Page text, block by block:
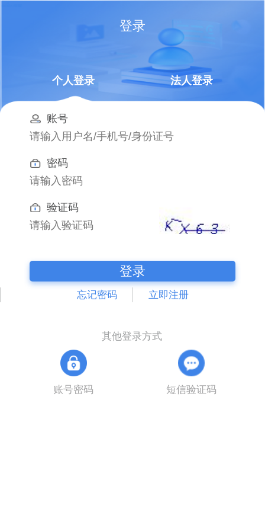
登录
个人登录 法人登录
账号
密码
验证码
登录
忘记密码 立即注册
其他登录方式
账号密码 短信验证码